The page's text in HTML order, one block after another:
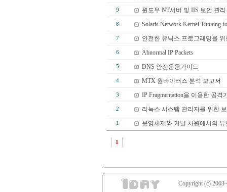
9 윈도우 NT서버 및 IIS 보안 관리
8 Solaris Network Kernel Tunning
7 안전한 유닉스 프로그래밍을 위
6 Abnormal IP Packets
5 DNS 안전운용가이드
4 MTX 웜바이러스 분석 보고서
3 IP Fragmentation을 이용한 공격
2 리눅스 시스템 관리자를 위한
1 운영체제와 커널 차원에서의 튜
1
Copyright (c)